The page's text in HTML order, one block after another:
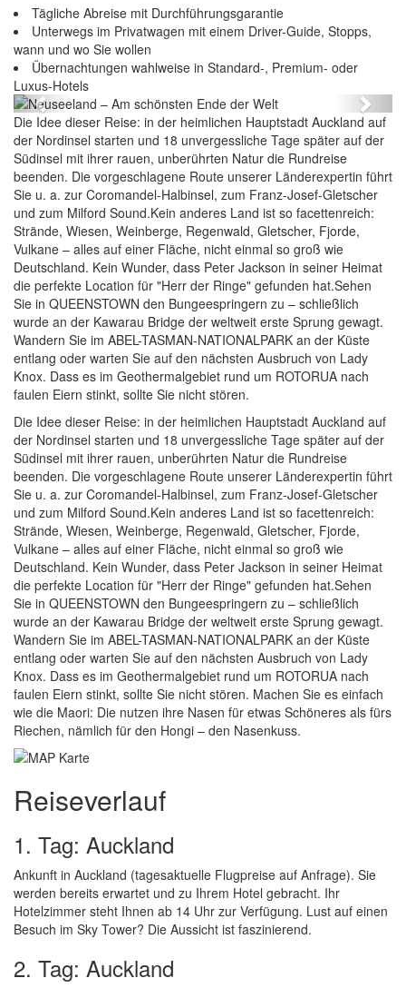
Tägliche Abreise mit Durchführungsgarantie
Unterwegs im Privatwagen mit einem Driver-Guide, Stopps,
wann und wo Sie wollen
Übernachtungen wahlweise in Standard-, Premium- oder
Luxus-Hotels
Neuseeland – Am schönsten Ende der Welt
Previous Next
Die Idee dieser Reise: in der heimlichen Hauptstadt Auckland auf
der Nordinsel starten und 18 unvergessliche Tage später auf der
Südinsel mit ihrer rauen, unberührten Natur die Rundreise
beenden. Die vorgeschlagene Route unserer Länderexpertin führt
Sie u. a. zur Coromandel-Halbinsel, zum Franz-Josef-Gletscher
und zum Milford Sound.Kein anderes Land ist so facettenreich:
Strände, Wiesen, Weinberge, Regenwald, Gletscher, Fjorde,
Vulkane – alles auf einer Fläche, nicht einmal so groß wie
Deutschland. Kein Wunder, dass Peter Jackson in seiner Heimat
die perfekte Location für "Herr der Ringe" gefunden hat.Sehen
Sie in QUEENSTOWN den Bungeespringern zu – schließlich
wurde an der Kawarau Bridge der weltweit erste Sprung gewagt.
Wandern Sie im ABEL-TASMAN-NATIONALPARK an der Küste
entlang oder warten Sie auf den nächsten Ausbruch von Lady
Knox. Dass es im Geothermalgebiet rund um ROTORUA nach
faulen Eiern stinkt, sollte Sie nicht stören.
Die Idee dieser Reise: in der heimlichen Hauptstadt Auckland auf
der Nordinsel starten und 18 unvergessliche Tage später auf der
Südinsel mit ihrer rauen, unberührten Natur die Rundreise
beenden. Die vorgeschlagene Route unserer Länderexpertin führt
Sie u. a. zur Coromandel-Halbinsel, zum Franz-Josef-Gletscher
und zum Milford Sound.Kein anderes Land ist so facettenreich:
Strände, Wiesen, Weinberge, Regenwald, Gletscher, Fjorde,
Vulkane – alles auf einer Fläche, nicht einmal so groß wie
Deutschland. Kein Wunder, dass Peter Jackson in seiner Heimat
die perfekte Location für "Herr der Ringe" gefunden hat.Sehen
Sie in QUEENSTOWN den Bungeespringern zu – schließlich
wurde an der Kawarau Bridge der weltweit erste Sprung gewagt.
Wandern Sie im ABEL-TASMAN-NATIONALPARK an der Küste
entlang oder warten Sie auf den nächsten Ausbruch von Lady
Knox. Dass es im Geothermalgebiet rund um ROTORUA nach
faulen Eiern stinkt, sollte Sie nicht stören. Machen Sie es einfach
wie die Maori: Die nutzen ihre Nasen für etwas Schöneres als fürs
Riechen, nämlich für den Hongi – den Nasenkuss.
Reiseverlauf
1. Tag: Auckland
Ankunft in Auckland (tagesaktuelle Flugpreise auf Anfrage). Sie
werden bereits erwartet und zu Ihrem Hotel gebracht. Ihr
Hotelzimmer steht Ihnen ab 14 Uhr zur Verfügung. Lust auf einen
Besuch im Sky Tower? Die Aussicht ist faszinierend.
2. Tag: Auckland